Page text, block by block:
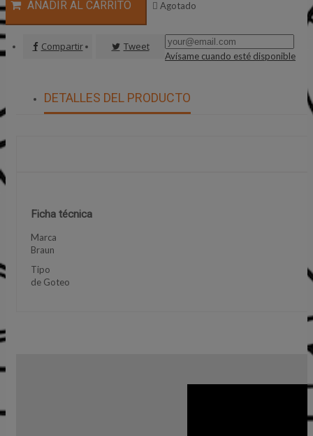
AÑADIR AL CARRITO  Agotado
Compartir Tweet
Avísame cuando esté disponible
DETALLES DEL PRODUCTO
Ficha técnica
Marca
Braun
Tipo
de Goteo